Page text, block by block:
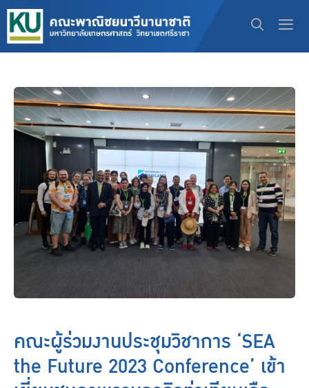
คณะผู้ร่วมงานประชุมวิชาการ ‘SEA
the Future 2023 Conference’ เข้า